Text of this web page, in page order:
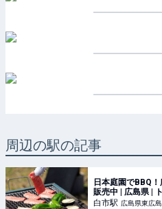
周辺の駅の記事
日本庭園でBBQ
販売中 | 広島県 |
白市駅 広島県東広